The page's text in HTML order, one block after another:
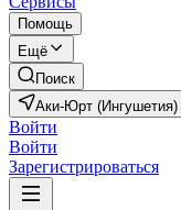
Помощь
Ещё
Поиск
Аки-Юрт (Ингушетия)
Войти
Войти
Зарегистрироваться